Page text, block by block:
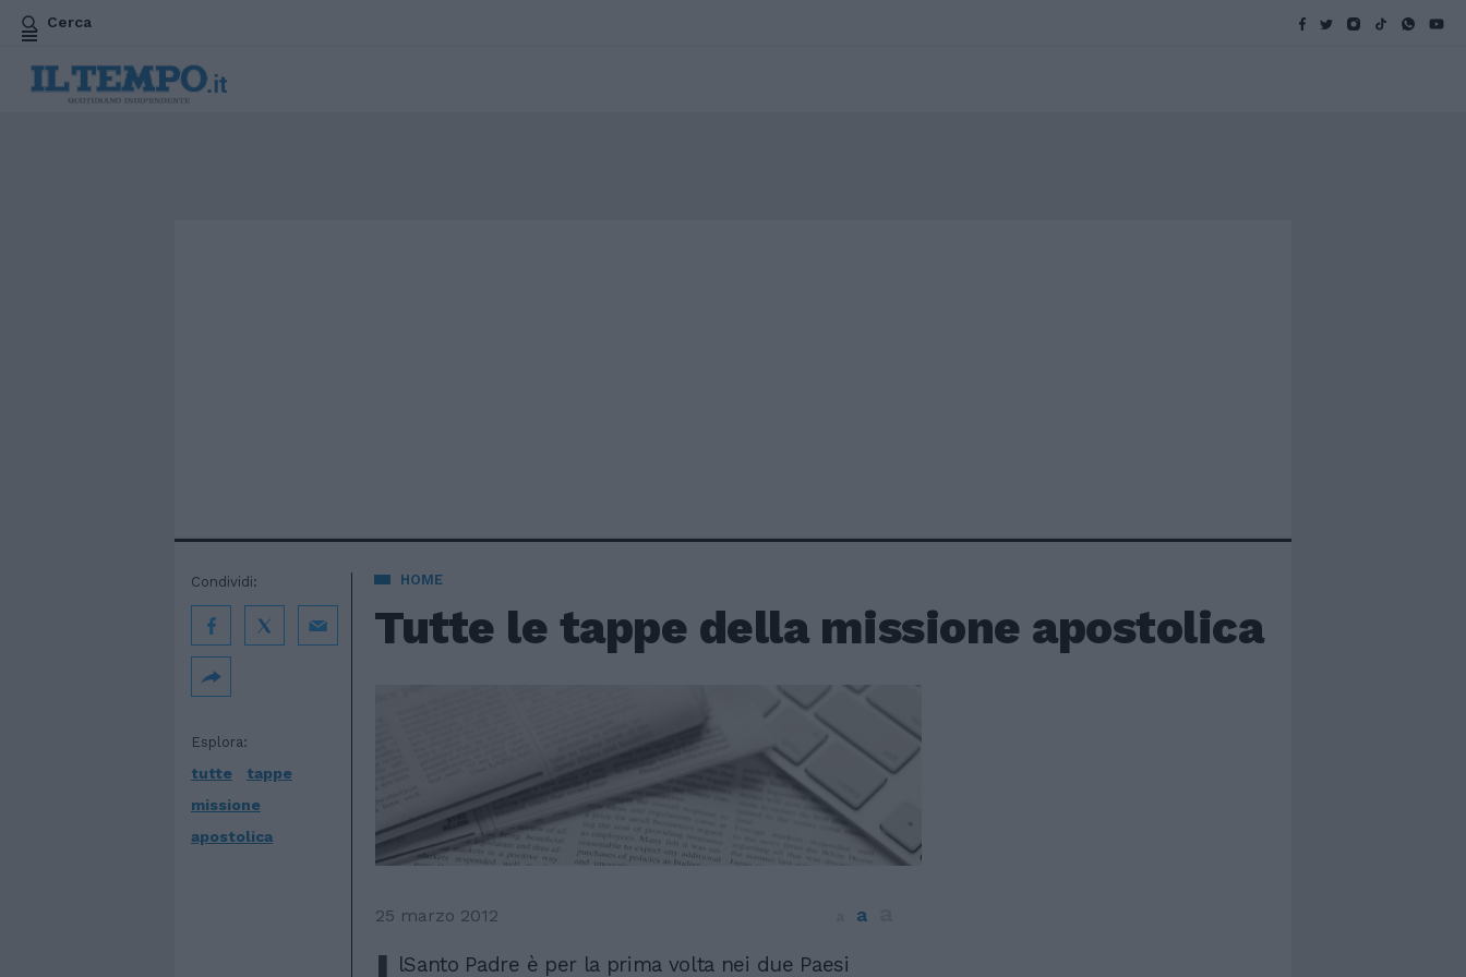
Cerca
HOME
Tutte le tappe della missione apostolica
Esplora:
tutte
tappe
missione
apostolica
Condividi:
25 marzo 2012 a
lSanto Padre è per la prima volta nei due Paesi